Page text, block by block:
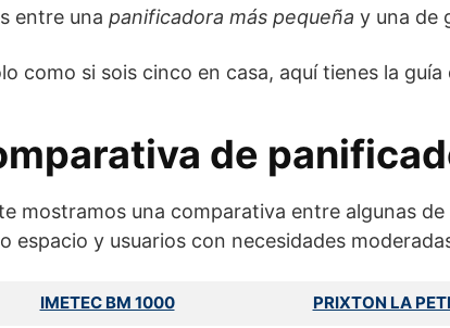
entre una panificadora más pequeña y una de
como si sois cinco en casa, aquí tienes la
de
mostramos una comparativa entre algunas
espacio y usuarios con necesidades
IMETEC BM 1000 PRIXTON LA